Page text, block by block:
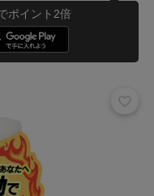
ポイント2倍